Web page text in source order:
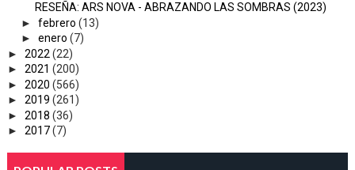
RESEÑA: ARS NOVA - ABRAZANDO LAS SOMBRAS (2023)
► febrero (13)
► enero (7)
► 2022 (22)
► 2021 (200)
► 2020 (566)
► 2019 (261)
► 2018 (36)
► 2017(7)